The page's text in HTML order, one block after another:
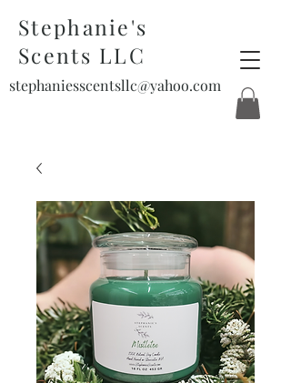
Stephanie's
Scents LLC
stephaniesscentsllc@yahoo.com